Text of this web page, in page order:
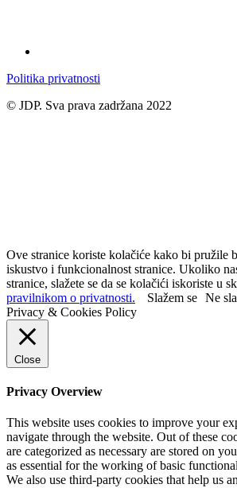
Politika privatnosti
© JDP. Sva prava zadržana 2022
Ove stranice koriste kolačiće kako bi pružile
iskustvo i funkcionalnost stranice. Ukoliko
stranice, slažete se da se kolačići iskoriste u
pravilnikom o privatnosti.
Slažem se Ne
Privacy & Cookies Policy
Close
Privacy Overview
This website uses cookies to improve your
navigate through the website. Out of these
are categorized as necessary are stored on
as essential for the working of basic
We also use third-party cookies that help us